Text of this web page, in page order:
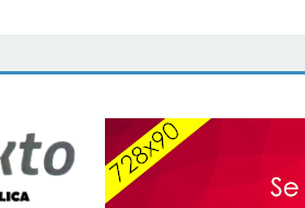
FOTO
POLÍTICA – COTIDIANO –